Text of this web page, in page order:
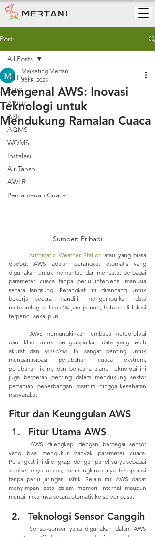
Post
All Posts
AWS
AWLR
ARR
AQMS
WQMS
Instalasi
Air Tanah
AWLR
Pemantauan Cuaca
All Posts
Mengenal AWS: Inovasi
Teknologi untuk
Mendukung Ramalan Cuaca
Marketing Mertani
Jul 9, 2025
Sumber: Pribadi
Automatic Weather Station atau yang biasa
disebut AWS adalah perangkat otomatis yang
digunakan untuk memantau dan mencatat berbagai
parameter cuaca tanpa perlu intervensi manusia
secara langsung. Perangkat ini dirancang untuk
bekerja secara mandiri, mengumpulkan data
meteorologi selama 24 jam penuh, bahkan di lokasi
terpencil sekalipun.
dan iklim untuk mengumpulkan data yang lebih
akurat dan real-time. Ini sangat penting untuk
mengantisipasi perubahan cuaca ekstrem,
perubahan iklim, dan bencana alam. Teknologi ini
juga berperan penting dalam mendukung sektor
pertanian, penerbangan, maritim, hingga kesehatan
masyarakat.
Fitur dan Keunggulan AWS
Fitur Utama AWS
	AWS dilengkapi dengan berbagai sensor
yang bisa mengukur banyak parameter cuaca.
Perangkat ini dilengkapi dengan panel surya sebagai
sumber daya utama, memungkinkannya beroperasi
tanpa perlu jaringan listrik. Selain itu, AWS dapat
menyimpan data dalam memori internal maupun
mengirimkannya secara otomatis ke server pusat.
Teknologi Sensor Canggih
	Sensor-sensor yang digunakan dalam AWS